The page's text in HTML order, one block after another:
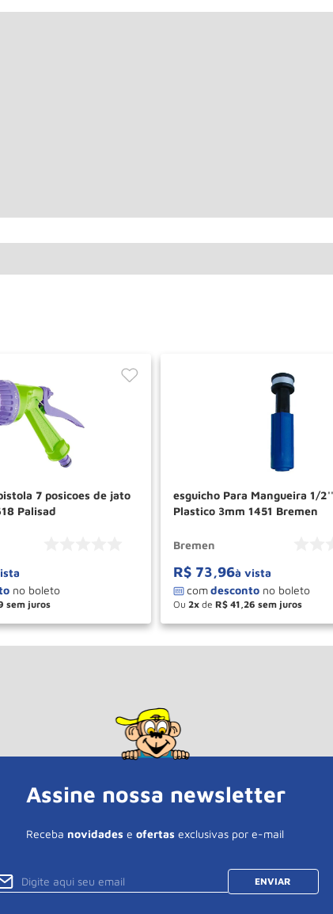
7 posicoes de jato
Palisad
COMPRAR
esguicho Para Mangueira 1/
Plastico 3mm 1451 Bremen
Bremen
R$ 73,96à vista
Ou 2 de R$ 41,26
＋
－
Assine nossa newsletter
Receba novidades e ofertas exclusivas por e-mail
ENVIAR